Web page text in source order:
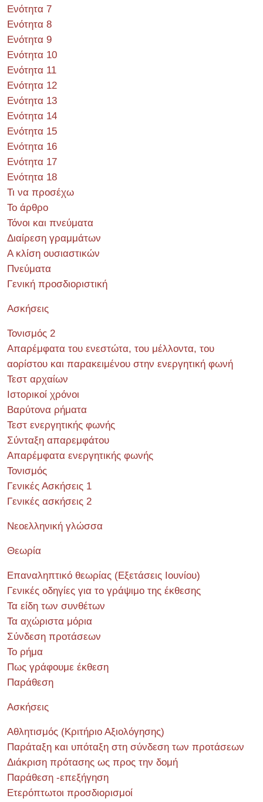
Ενότητα 7
Ενότητα 8
Ενότητα 9
Ενότητα 10
Ενότητα 11
Ενότητα 12
Ενότητα 13
Ενότητα 14
Ενότητα 15
Ενότητα 16
Ενότητα 17
Ενότητα 18
Τι να προσέχω
Το άρθρο
Τόνοι και πνεύματα
Διαίρεση γραμμάτων
Α κλίση ουσιαστικών
Πνεύματα
Γενική προσδιοριστική
Ασκήσεις
Τονισμός 2
Απαρέμφατα του ενεστώτα, του μέλλοντα, του
αορίστου και παρακειμένου στην ενεργητική φωνή
Τεστ αρχαίων
Ιστορικοί χρόνοι
Βαρύτονα ρήματα
Τεστ ενεργητικής φωνής
Σύνταξη απαρεμφάτου
Απαρέμφατα ενεργητικής φωνής
Τονισμός
Γενικές Ασκήσεις 1
Γενικές ασκήσεις 2
Νεοελληνική γλώσσα
Θεωρία
Επαναληπτικό θεωρίας (Εξετάσεις Ιουνίου)
Γενικές οδηγίες για το γράψιμο της έκθεσης
Τα είδη των συνθέτων
Τα αχώριστα μόρια
Σύνδεση προτάσεων
Το ρήμα
Πως γράφουμε έκθεση
Παράθεση
Ασκήσεις
Αθλητισμός (Κριτήριο Αξιολόγησης)
Παράταξη και υπόταξη στη σύνδεση των προτάσεων
Διάκριση πρότασης ως προς την δομή
Παράθεση -επεξήγηση
Ετερόπτωτοι προσδιορισμοί